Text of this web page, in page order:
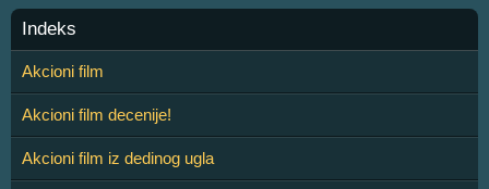
Indeks
Akcioni film
Akcioni film decenije!
Akcioni film iz dedinog ugla